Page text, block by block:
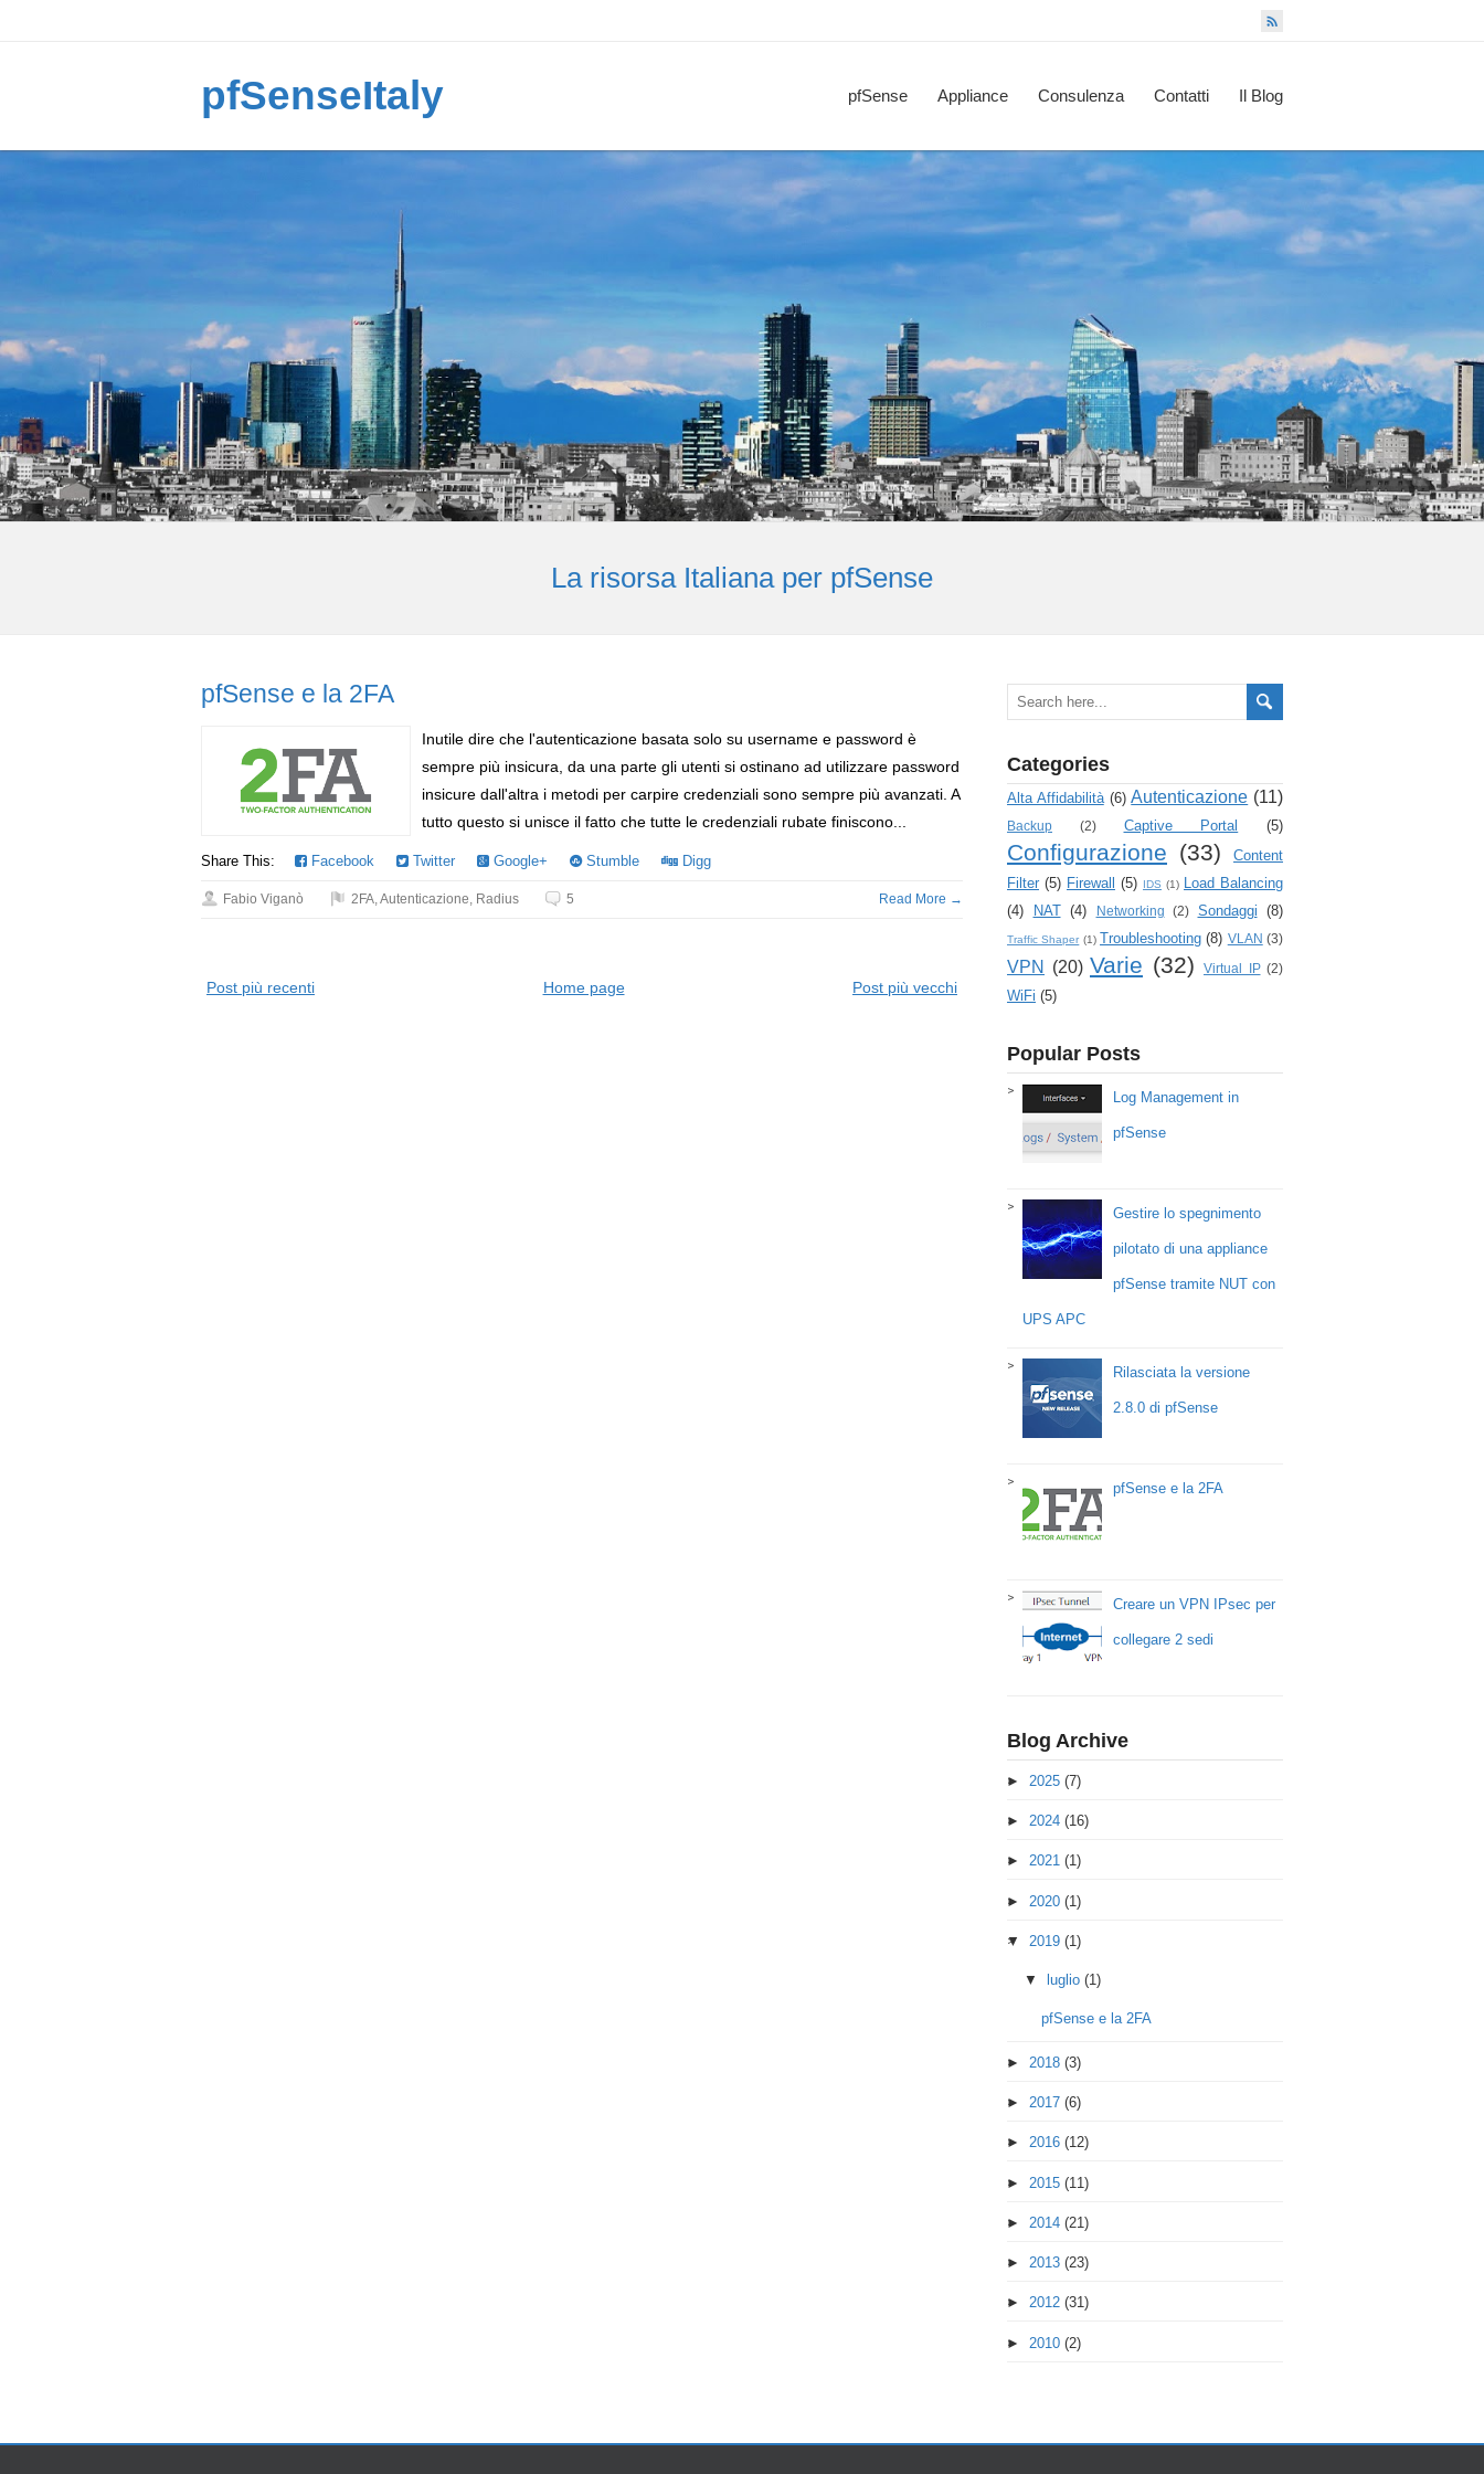
pfSenseItaly pfSense Appliance Consulenza Contatti Il Blog
La risorsa Italiana per pfSense
pfSense e la 2FA
Inutile dire che l'autenticazione basata solo su username e password è
sempre più insicura, da una parte gli utenti si ostinano ad utilizzare password
insicure dall'altra i metodi per carpire credenziali sono sempre più avanzati. A
tutto questo si unisce il fatto che tutte le credenziali rubate finiscono...
Share This: Facebook Twitter Google+ Stumble Digg
Fabio Viganò 2FA,Autenticazione, Radius 5 Read More →
Post più recenti Post più vecchi
Home page
Categories
Alta Affidabilità (6) Autenticazione (11)
Backup (2) Captive Portal (5)
Configurazione (33)
Content
Filter (5) Firewall (5) IDS (1) Load Balancing
(4)
NAT (4) Networking (2) Sondaggi (8)
Traffic Shaper (1) Troubleshooting (8) VLAN (3)
VPN (20) Varie (32) Virtual IP (2)
WiFi (5)
Popular Posts
Log Management in
pfSense
Gestire lo spegnimento
pilotato di una appliance
pfSense tramite NUT con
UPS APC
Rilasciata la versione
2.8.0 di pfSense
pfSense e la 2FA
Creare un VPN IPsec per
collegare 2 sedi
Blog Archive
► 2025 (7)
► 2024 (16)
► 2021 (1)
► 2020 (1)
▼ 2019 (1)
▼ luglio (1)
pfSense e la 2FA
► 2018 (3)
► 2017 (6)
► 2016 (12)
► 2015 (11)
► 2014 (21)
► 2013 (23)
► 2012 (31)
► 2010 (2)